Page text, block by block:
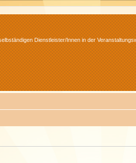
Dienstleister/Innen in der